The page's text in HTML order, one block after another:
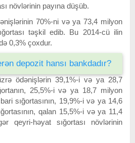
növlərinin payına düşüb.
70%-ni və ya 73,4 milyon
təşkil edib. Bu 2014-cü ilin
0,3% çoxdur.
depozit hansı bankdadır?
ödənişlərin 39,1%-i və ya 28,7
25,5%-i və ya 18,7 milyon
sığortasının, 19,9%-i və ya 14,6
qalan 15,5%-i və ya 11,4
qeyri-həyat sığortası növlərinin